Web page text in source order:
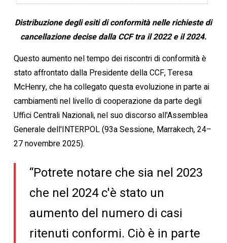
Distribuzione degli esiti di conformità nelle richieste di
cancellazione decise dalla CCF tra il 2022 e il 2024.
Questo aumento nel tempo dei riscontri di conformità è
stato affrontato dalla Presidente della CCF, Teresa
McHenry, che ha collegato questa evoluzione in parte ai
cambiamenti nel livello di cooperazione da parte degli
Uffici Centrali Nazionali, nel suo discorso all'Assemblea
Generale dell'INTERPOL (93a Sessione, Marrakech, 24–
27 novembre 2025).
“Potrete notare che sia nel 2023
che nel 2024 c'è stato un
aumento del numero di casi
ritenuti conformi. Ciò è in parte